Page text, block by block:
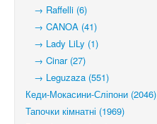
→ Raffelli (6)
→ CANOA (41)
→ Lady LiLy (1)
→ Cinar (27)
→ Leguzaza (551)
Кеди-Мокасини-Сліпони (2046)
Тапочки кімнатні (1969)